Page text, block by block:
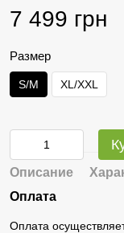
7 499 грн
Размер
S/M XL/XXL
Описание
Оплата
Оплата